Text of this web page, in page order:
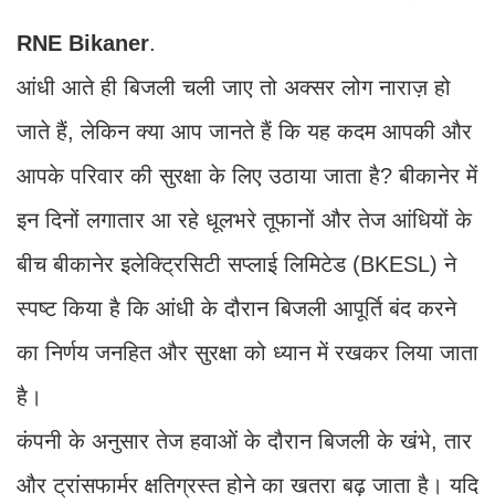
RNE Bikaner.
आंधी आते ही बिजली चली जाए तो अक्सर लोग नाराज़ हो
जाते हैं, लेकिन क्या आप जानते हैं कि यह कदम आपकी और
आपके परिवार की सुरक्षा के लिए उठाया जाता है? बीकानेर में
इन दिनों लगातार आ रहे धूलभरे तूफानों और तेज आंधियों के
बीच बीकानेर इलेक्ट्रिसिटी सप्लाई लिमिटेड (BKESL) ने
स्पष्ट किया है कि आंधी के दौरान बिजली आपूर्ति बंद करने
का निर्णय जनहित और सुरक्षा को ध्यान में रखकर लिया जाता
है।
कंपनी के अनुसार तेज हवाओं के दौरान बिजली के खंभे, तार
और ट्रांसफार्मर क्षतिग्रस्त होने का खतरा बढ़ जाता है। यदि